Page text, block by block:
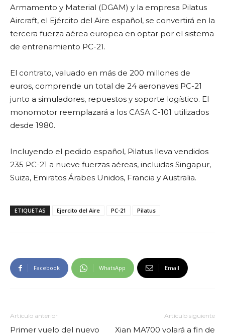
Armamento y Material (DGAM) y la empresa Pilatus
Aircraft, el Ejército del Aire español, se convertirá en la
tercera fuerza aérea europea en optar por el sistema
de entrenamiento PC-21.
El contrato, valuado en más de 200 millones de
euros, comprende un total de 24 aeronaves PC-21
junto a simuladores, repuestos y soporte logístico. El
monomotor reemplazará a los CASA C-101 utilizados
desde 1980.
Incluyendo el pedido español, Pilatus lleva vendidos
235 PC-21 a nueve fuerzas aéreas, incluidas Singapur,
Suiza, Emiratos Árabes Unidos, Francia y Australia.
ETIQUETAS Ejercito del Aire PC-21 Pilatus
Facebook WhatsApp Email
Artículo anterior
Primer vuelo del nuevo
Artículo siguiente
Xian MA700 volará a fin de